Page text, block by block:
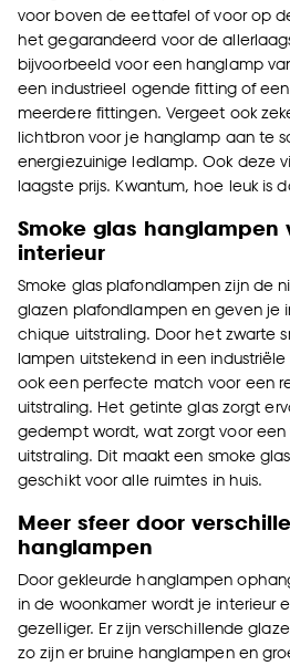
voor boven de eettafel of voor op
het gegarandeerd voor de
bijvoorbeeld voor een hanglamp
een industrieel ogende fitting of
meerdere fittingen. Vergeet ook
lichtbron voor je hanglamp aan te
energiezuinige ledlamp. Ook deze
laagste prijs. Kwantum, hoe leuk is
Smoke glas hanglampen
interieur
Smoke glas plafondlampen zijn de
glazen plafondlampen en geven je
chique uitstraling. Door het zwarte
lampen uitstekend in een
ook een perfecte match voor een
uitstraling. Het getinte glas zorgt
gedempt wordt, wat zorgt voor een
uitstraling. Dit maakt een smoke
geschikt voor alle ruimtes in huis.
Meer sfeer door
hanglampen
Door gekleurde hanglampen
in de woonkamer wordt je interieur
gezelliger. Er zijn verschillende
zo zijn er bruine hanglampen en